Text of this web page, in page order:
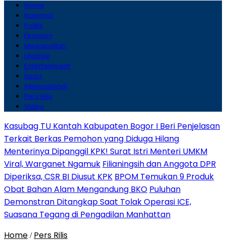
Home
Nasional
Politik
Ekonomi
Megapolitan
Lifestyle
Entertainment
Sport
Internasional
Pers Rilis
Video
Kasubag TU Kantah Kabupaten Bogor I Beri Penjelasan
Terkait Berkas Pemohon yang Diduga Hilang
Menterinya Dipanggil KPK! Surat Istri Menteri UMKM
Viral, Warganet Ngamuk Filianingsih dan Anggota DPR
Diperiksa, CSR BI Diusut KPK BPOM Temukan 9 Produk
Obat Bahan Alam Mengandung BKO Puluhan
Demonstran Ditangkap Saat Tolak Operasi ICE,
Suasana Tegang di Pengadilan Manhattan
Home / Pers Rilis